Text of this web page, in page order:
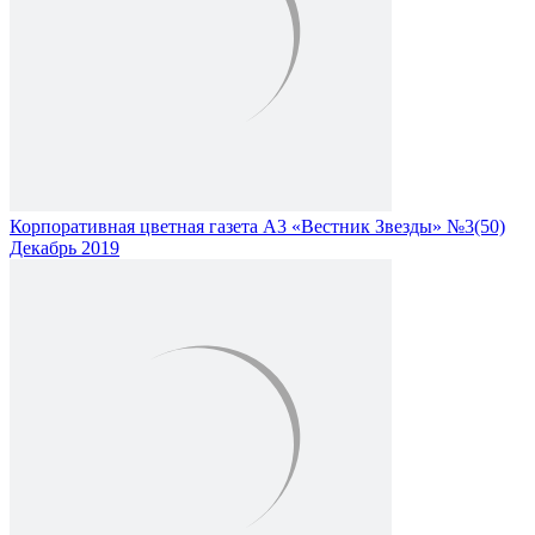
Корпоративная цветная газета А3 «Вестник Звезды» №3(50)
Декабрь 2019